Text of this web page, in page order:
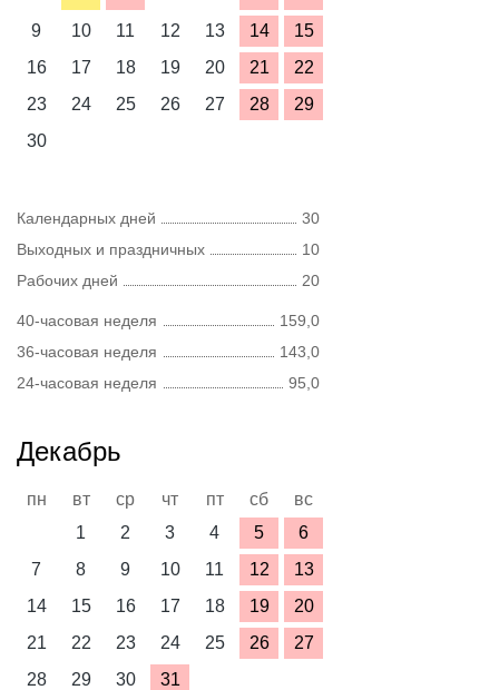
9
10 11 12 13 14
15
16
17 18 19 20 21
22
23
24 25 26 27 28
29
30
Календарных дней
30
Выходных и праздничных
10
Рабочих дней
20
40-часовая неделя
159,0
36-часовая неделя
143,0
24-часовая неделя
95,0
Декабрь
пн вт ср чт пт сб
вс
1
2 3 4 5
6
7
8 9 10 11 12
13
14
15 16 17 18 19
20
21
22 23 24 25 26
27
28
29 30 31